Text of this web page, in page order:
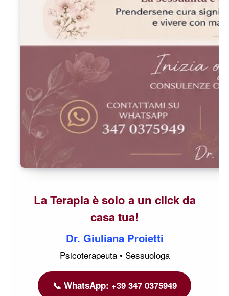
La Terapia è solo a un click da
casa tua!
Dr. Giuliana Proietti
Psicoterapeuta • Sessuologa
📞 WhatsApp: +39 347 0375949